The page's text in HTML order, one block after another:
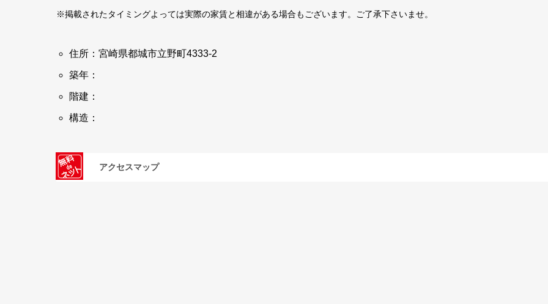
※掲載されたタイミングよっては実際の家賃と相違がある場合もございます。ご了承下さいませ。
住所：宮崎県都城市立野町4333-2
築年：
階建：
構造：
アクセスマップ